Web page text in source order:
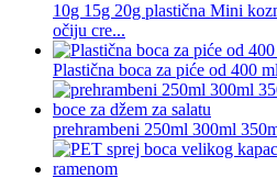
10g 15g 20g plastična Mini
očiju cre...
Plastična boca za piće od 400
prehrambeni 250ml 300ml